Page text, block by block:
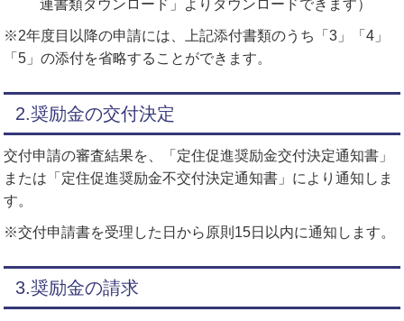
連書類ダウンロード」よりダウンロードできます）
※2年度目以降の申請には、上記添付書類のうち「3」「4」
「5」の添付を省略することができます。
2.奨励金の交付決定
交付申請の審査結果を、「定住促進奨励金交付決定通知書」
または「定住促進奨励金不交付決定通知書」により通知しま
す。
※交付申請書を受理した日から原則15日以内に通知します。
3.奨励金の請求